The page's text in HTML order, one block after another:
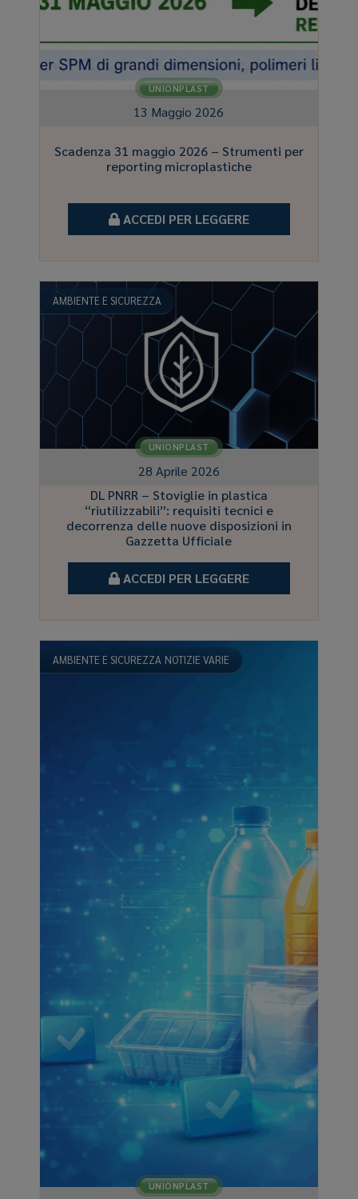
UNIONPLAST
13 Maggio 2026
Scadenza 31 maggio 2026 – Strumenti per
reporting microplastiche
ACCEDI PER LEGGERE
AMBIENTE E SICUREZZA
UNIONPLAST
28 Aprile 2026
DL PNRR – Stoviglie in plastica
“riutilizzabili”: requisiti tecnici e
decorrenza delle nuove disposizioni in
Gazzetta Ufficiale
ACCEDI PER LEGGERE
AMBIENTE E SICUREZZA NOTIZIE VARIE
UNIONPLAST